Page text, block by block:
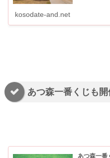
kosodate-and.net
あつ森一番くじも開
あつ森一番